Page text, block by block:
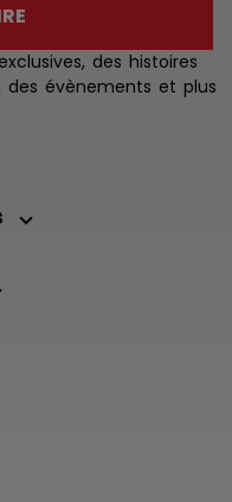
des histoires
des évènements et plus